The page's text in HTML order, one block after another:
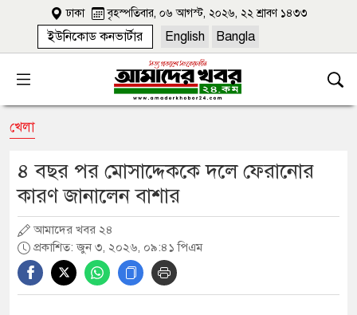
ঢাকা বৃহস্পতিবার, ০৬ আগস্ট, ২০২৬, ২২ শ্রাবণ ১৪৩৩
ইউনিকোড কনভার্টার English Bangla
খেলা
৪ বছর পর মোসাদ্দেককে দলে ফেরানোর
কারণ জানালেন বাশার
আমাদের খবর ২৪
প্রকাশিত: জুন ৩, ২০২৬, ০৯:৪১ পিএম